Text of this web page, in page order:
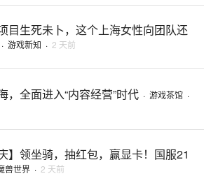
目生死未卜，这个上海女性向团队还
· 游戏新知 · 2 天前
，全面进入“内容经营”时代 · 游戏茶馆 ·
】领坐骑，抽红包，赢显卡！国服21
兽世界 · 2 天前